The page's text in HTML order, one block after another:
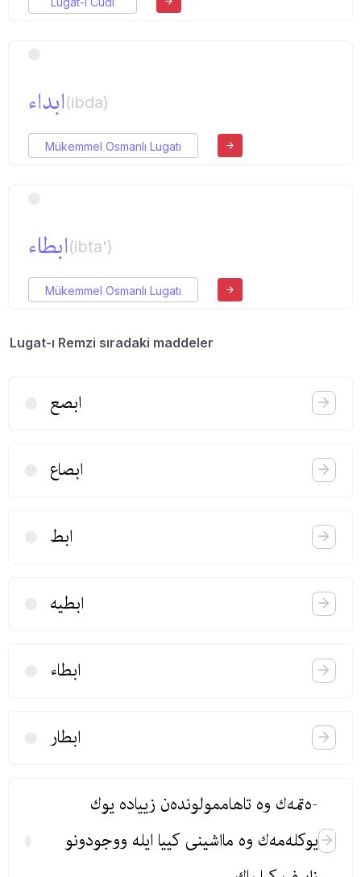
ابداء(ibda)
Mükemmel Osmanlı Lugatı
ابطاء(ibta')
Mükemmel Osmanlı Lugatı
Lugat-ı Remzi sıradaki maddeler
ابصع
ابصاع
ابط
ابطیه
ابطاء
ابطار
-ه‌تمه‌ك وه‌ تاهاممولونده‌ن زییاده‌ یوك
یوكله‌مه‌ك وه‌ مااشینی كییا ایله‌ ووجودونو